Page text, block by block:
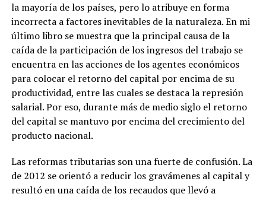
la mayoría de los países, pero lo atribuye en forma
incorrecta a factores inevitables de la naturaleza. En mi
último libro se muestra que la principal causa de la
caída de la participación de los ingresos del trabajo se
encuentra en las acciones de los agentes económicos
para colocar el retorno del capital por encima de su
productividad, entre las cuales se destaca la represión
salarial. Por eso, durante más de medio siglo el retorno
del capital se mantuvo por encima del crecimiento del
producto nacional.
Las reformas tributarias son una fuerte de confusión. La
de 2012 se orientó a reducir los gravámenes al capital y
resultó en una caída de los recaudos que llevó a